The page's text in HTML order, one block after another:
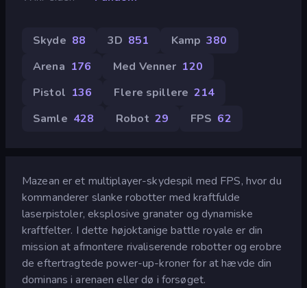
Skyde 88 3D 851 Kamp 380
Arena 176 Med Venner 120
Pistol 136 Flere spillere 214
Samle 428 Robot 29 FPS 62
Mazean er et multiplayer-skydespil med FPS, hvor du
kommanderer slanke robotter med kraftfulde
laserpistoler, eksplosive granater og dynamiske
kraftfelter. I dette højoktanige battle royale er din
mission at afmontere rivaliserende robotter og erobre
de eftertragtede power-up-kroner for at hævde din
dominans i arenaen eller dø i forsøget.